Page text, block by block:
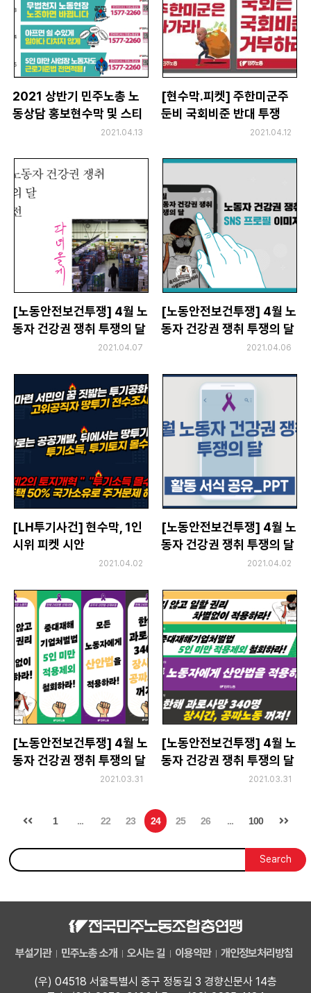
2021 상반기 민주노총 노
동상담 홍보현수막 및 스티
2021.04.13
[현수막.피켓] 주한미군주
둔비 국회비준 반대 투쟁
2021.04.12
[노동안전보건투쟁] 4월 노
동자 건강권 쟁취 투쟁의 달
2021.04.07
[노동안전보건투쟁] 4월 노
동자 건강권 쟁취 투쟁의 달
_SNS 프로필 이미지(다운
2021.04.06
[LH투기사건] 현수막, 1인
시위 피켓 시안
2021.04.02
[노동안전보건투쟁] 4월 노
동자 건강권 쟁취 투쟁의 달
_활동 소식 웹자보 서식
2021.04.02
[노동안전보건투쟁] 4월 노
동자 건강권 쟁취 투쟁의 달
2021.03.31
[노동안전보건투쟁] 4월 노
동자 건강권 쟁취 투쟁의 달
_전 사업장 게시용 현수막
2021.03.31
1 ... 22 23 24 25 26 ... 100
Search
부설기관 민주노총 소개 오시는 길 이용약관 개인정보처리방침
(우) 04518 서울특별시 중구 정동길 3 경향신문사 14층